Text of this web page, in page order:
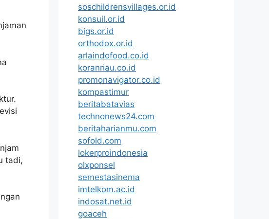
tadi,
soschildrensvillages.or.id
konsuil.or.id
bigs.or.id
orthodox.or.id
arlaindofood.co.id
koranriau.co.id
promonavigator.co.id
kompastimur
beritabatavias
technonews24.com
beritaharianmu.com
sofold.com
lokerproindonesia
olxponsel
semestasinema
imtelkom.ac.id
indosat.net.id
goaceh